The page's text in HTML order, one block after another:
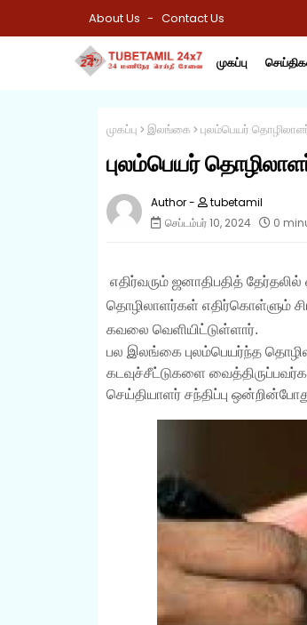
About Us Contact Us
முகப்பு
முகப்பு இலங்கை புலம்பெயர்
புலம்பெயர்
tubetamil
செப்டம்பர் 10, 2024
0
எதிர்வரும் ஜனாதிபதித்
தொழிலாளர்கள் எதிர்கொள்ளும்
கவலை வெளியிட்டுள்ளார்.
பல இலங்கை புலம்பெயர்ந்த
கடவுச்சீட்டுகளை
செய்தியாளர் சந்திப்பு ஒன்றின்போது